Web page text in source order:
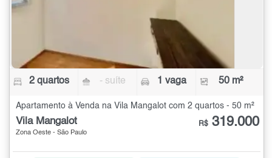
2 quartos - suíte 1 vaga 50 m²
Apartamento à Venda na Vila Mangalot com 2 quartos - 50 m²
Vila Mangalot
Zona Oeste - São Paulo
R$ 319.000